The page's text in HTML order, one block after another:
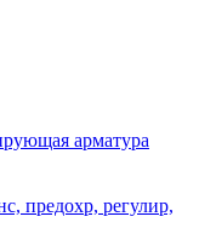
арматура
предохр, регулир,